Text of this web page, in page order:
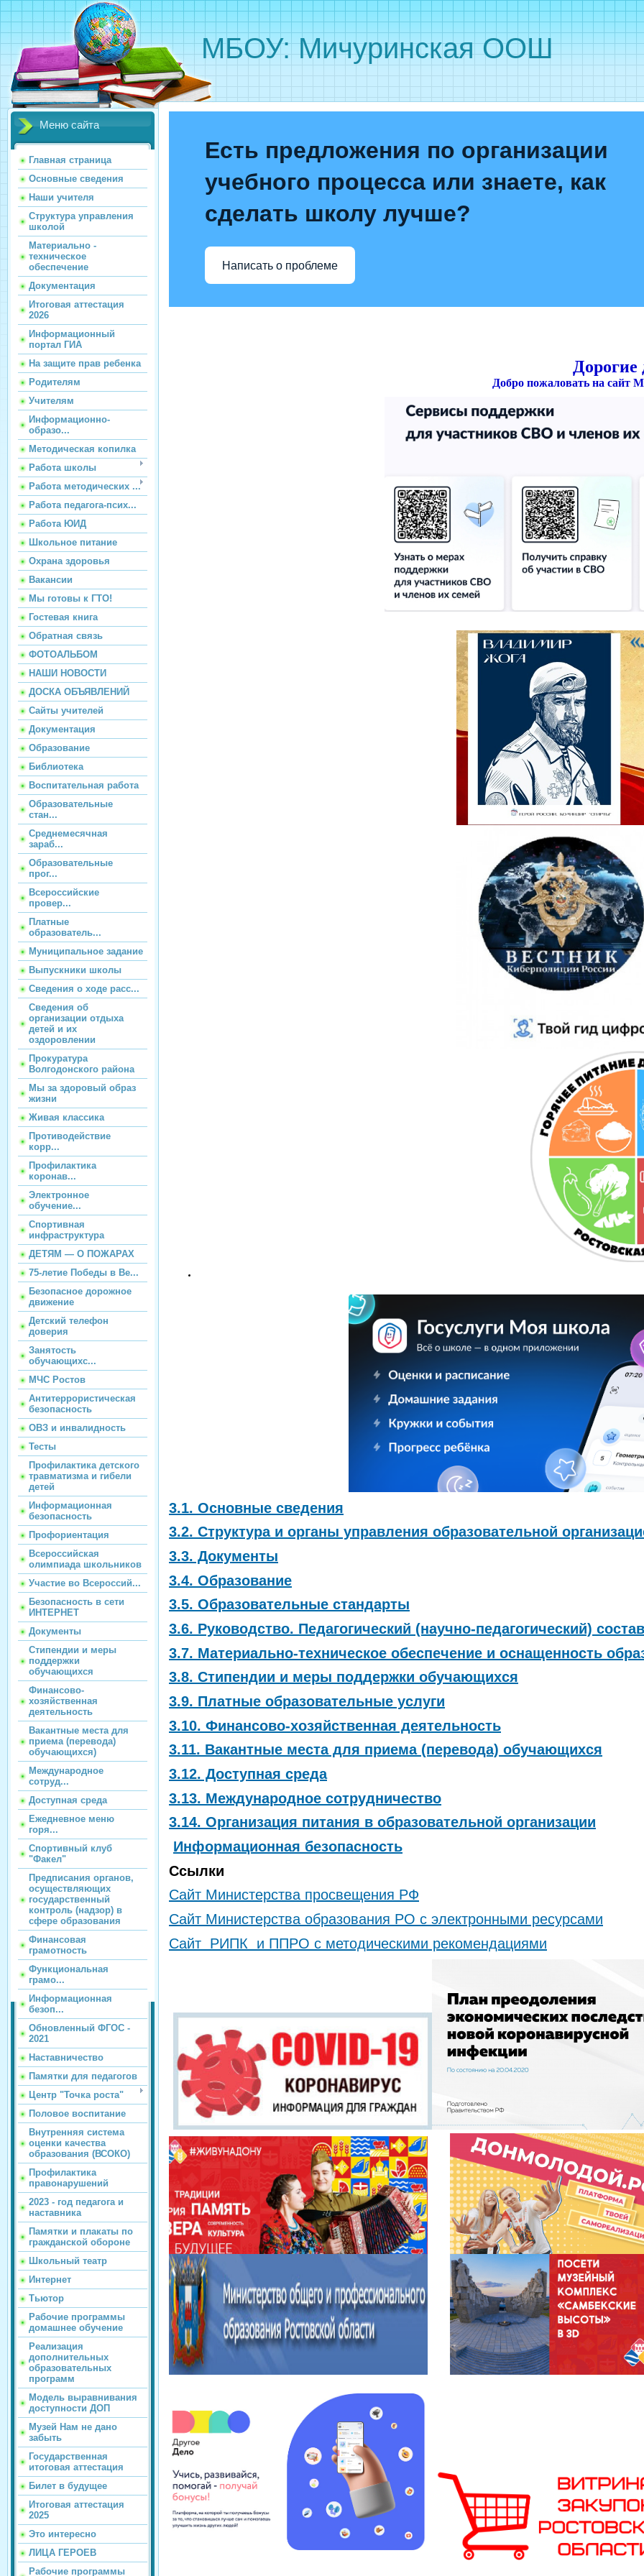
МБОУ: Мичуринская ООШ
Меню сайта
Главная страница
Основные сведения
Наши учителя
Структура управления
школой
Материально -
техническое
обеспечение
Документация
Итоговая аттестация
2026
Информационный
портал ГИА
На защите прав ребенка
Родителям
Учителям
Информационно-
образо...
Методическая копилка
Работа школы
Работа методических ...
Работа педагога-псих...
Работа ЮИД
Школьное питание
Охрана здоровья
Вакансии
Мы готовы к ГТО!
Гостевая книга
Обратная связь
ФОТОАЛЬБОМ
НАШИ НОВОСТИ
ДОСКА ОБЪЯВЛЕНИЙ
Сайты учителей
Документация
Образование
Библиотека
Воспитательная работа
Образовательные
стан...
Среднемесячная
зараб...
Образовательные
прог...
Всероссийские
провер...
Платные
образователь...
Муниципальное задание
Выпускники школы
Сведения о ходе расс...
Сведения об
организации отдыха
детей и их
оздоровлении
Прокуратура
Волгодонского района
Мы за здоровый образ
жизни
Живая классика
Противодействие
корр...
Профилактика
коронав...
Электронное
обучение...
Спортивная
инфраструктура
ДЕТЯМ — О ПОЖАРАХ
75-летие Победы в Ве...
Безопасное дорожное
движение
Детский телефон
доверия
Занятость
обучающихс...
МЧС Ростов
Антитеррористическая
безопасность
ОВЗ и инвалидность
Тесты
Профилактика детского
травматизма и гибели
детей
Информационная
безопасность
Профориентация
Всероссийская
олимпиада школьников
Участие во Всероссий...
Безопасность в сети
ИНТЕРНЕТ
Документы
Стипендии и меры
поддержки
обучающихся
Финансово-
хозяйственная
деятельность
Вакантные места для
приема (перевода)
обучающихся)
Международное
сотруд...
Доступная среда
Ежедневное меню
горя...
Спортивный клуб
"Факел"
Предписания органов,
осуществляющих
государственный
контроль (надзор) в
сфере образования
Финансовая
грамотность
Функциональная
грамо...
Информационная
безоп...
Обновленный ФГОС -
2021
Наставничество
Памятки для педагогов
Центр "Точка роста"
Половое воспитание
Внутренняя система
оценки качества
образования (ВСОКО)
Профилактика
правонарушений
2023 - год педагога и
наставника
Памятки и плакаты по
гражданской обороне
Школьный театр
Интернет
Тьютор
Рабочие программы
домашнее обучение
Реализация
дополнительных
образовательных
программ
Модель выравнивания
доступности ДОП
Музей Нам не дано
забыть
Государственная
итоговая аттестация
Билет в будущее
Итоговая аттестация
2025
Это интересно
ЛИЦА ГЕРОЕВ
Рабочие программы
Есть предложения по организации
учебного процесса или знаете, как
сделать школу лучше?
Написать о проблеме
Дорогие
Добро пожаловать на
3.1. Основные сведения
3.2. Структура и органы управления образовательной
3.3. Документы
3.4. Образование
3.5. Образовательные стандарты
3.6. Руководство. Педагогический (научно-педагогический) состав
3.7. Материально-техническое обеспечение и оснащенность
3.8. Стипендии и меры поддержки обучающихся
3.9. Платные образовательные услуги
3.10. Финансово-хозяйственная деятельность
3.11. Вакантные места для приема (перевода) обучающихся
3.12. Доступная среда
3.13. Международное сотрудничество
3.14. Организация питания в образовательной организации
Информационная безопасность
Ссылки
Сайт Министерства просвещения РФ
Сайт Министерства образования РО с электронными ресурсами
Сайт РИПК и ППРО с методическими рекомендациями